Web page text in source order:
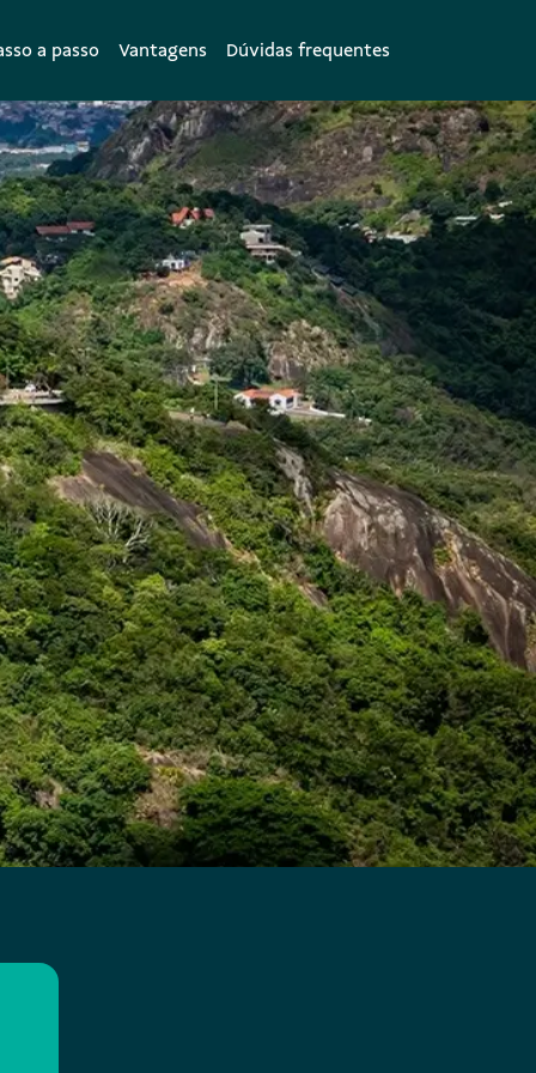
a passo Vantagens Dúvidas frequentes